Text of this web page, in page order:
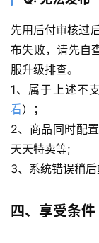
先用后付审核过
布失败，请先自
服升级排查。
1、属于上述不
看）；
2、商品同时配
天天特卖等;
3、系统错误稍后
四、享受条件